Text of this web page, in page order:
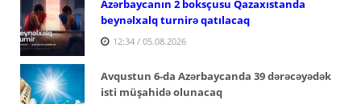
Azərbaycanın 2 boksçusu Qazaxıstanda
beynəlxalq turnirə qatılacaq
12:34 / 05.08.2026
Avqustun 6-da Azərbaycanda 39 dərəcəyədək
isti müşahidə olunacaq